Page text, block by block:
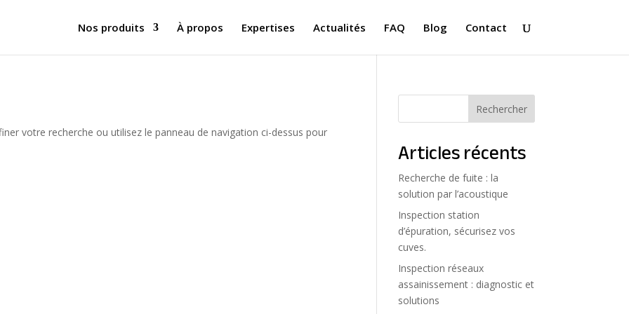
Nos produits À propos Expertises Actualités FAQ Blog Contact
votre recherche ou utilisez le panneau de navigation ci-dessus pour
Rechercher
Articles récents
Recherche de fuite : la
solution par l’acoustique
Inspection station
d’épuration, sécurisez vos
cuves.
Inspection réseaux
assainissement : diagnostic et
solutions